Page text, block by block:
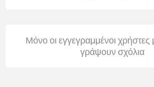
Μόνο οι εγγεγραμμένοι
γράψουν σχόλια